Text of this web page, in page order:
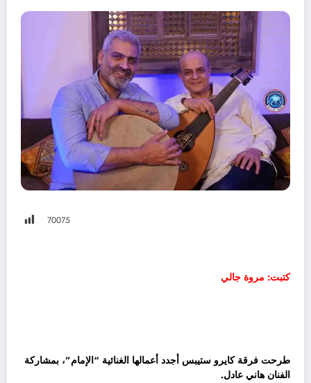
70075
كتبت: مروة جالي
طرحت فرقة كايرو ستيبس أجدد أعمالها الغنائية “الإمام”، بمشاركة
الفنان هاني عادل.